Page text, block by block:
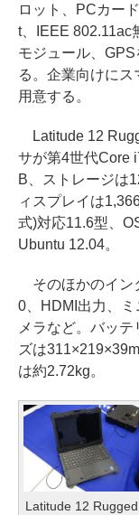
ロット、PCカー
t、IEEE 802.11ac
モジュール、
る。企業向けに
用意する。
Latitude 12
サが第4世代Core
B、ストレージは
ィスプレイは
式)対応11.6型、
Ubuntu 12.04。
そのほかのイン
0、HDMI出力、
メラなど。バッ
ズは
は約2.72kg。
Latitude 12 Rugged